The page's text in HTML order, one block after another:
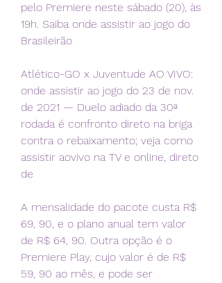
pelo Premiere neste sábado (20), às
19h. Saiba onde assistir ao jogo do
Brasileirão
Atlético-GO x Juventude AO VIVO:
onde assistir ao jogo do 23 de nov.
de 2021 — Duelo adiado da 30ª
rodada é confronto direto na briga
contra o rebaixamento; veja como
assistir aovivo na TV e online, direto
de
A mensalidade do pacote custa R$
69, 90, e o plano anual tem valor
de R$ 64, 90. Outra opção é o
Premiere Play, cujo valor é de R$
59, 90 ao mês, e pode ser